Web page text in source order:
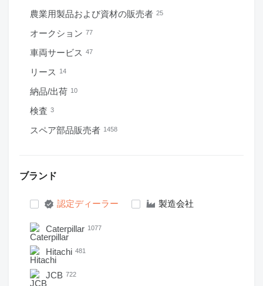
農業用製品および資材の販売者 25
オークション 77
車両サービス 47
リース 14
納品/出荷 10
検査 3
スペア部品販売者 1458
ブランド
認定ディーラー 製造会社
Caterpillar 1077
Hitachi 481
JCB 722